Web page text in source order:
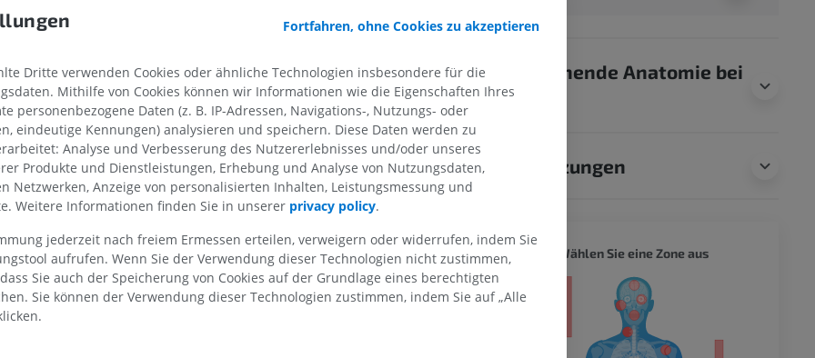
Blutleiter
Pfeilblutleiter
Vergleichende Anatomie bei
Tieren
Übersetzungen
OBERE GLIEDMASSE
MRT der oberen Extremität
UNTERE GLIEDMASSE
Untere Extremität
Wählen Sie eine Zone aus
Fortfahren, ohne Cookies zu akzeptieren
Dritte verwenden Cookies oder ähnliche Technologien insbesondere für die
Mithilfe von Cookies können wir Informationen wie die Eigenschaften Ihres
personenbezogene Daten (z. B. IP-Adressen, Navigations-, Nutzungs- oder
eindeutige Kennungen) analysieren und speichern. Diese Daten werden zu
Analyse und Verbesserung des Nutzererlebnisses und/oder unseres
Produkte und Dienstleistungen, Erhebung und Analyse von Nutzungsdaten,
Netzwerken, Anzeige von personalisierten Inhalten, Leistungsmessung und
Weitere Informationen finden Sie in unserer privacy policy.
jederzeit nach freiem Ermessen erteilen, verweigern oder widerrufen, indem Sie
aufrufen. Wenn Sie der Verwendung dieser Technologien nicht zustimmen,
Sie auch der Speicherung von Cookies auf der Grundlage eines berechtigten
Sie können der Verwendung dieser Technologien zustimmen, indem Sie auf „Alle